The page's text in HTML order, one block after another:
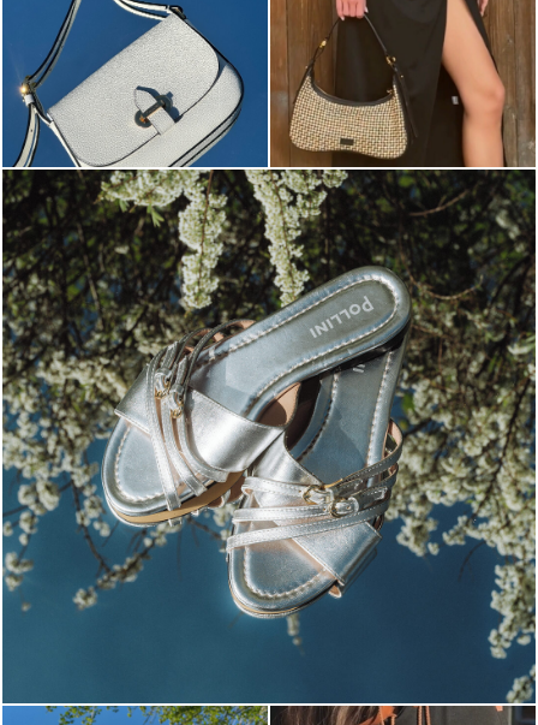
Blending sass and class, the Echos mule in silver is...